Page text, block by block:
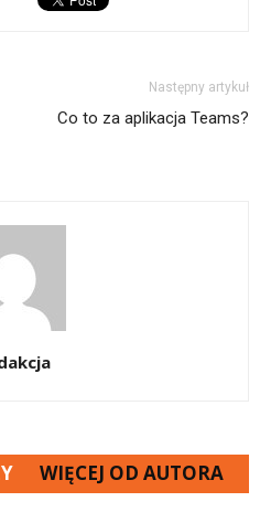
Następny artykuł
Co to za aplikacja Teams?
WIĘCEJ OD AUTORA